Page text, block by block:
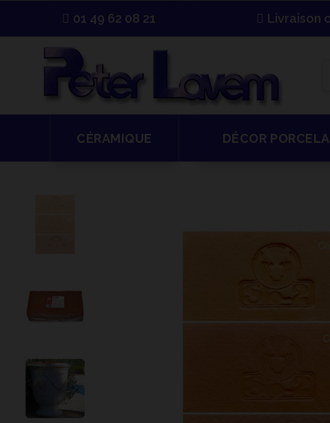
01 49 62 08 21 Livraison
CÉRAMIQUE DÉCOR